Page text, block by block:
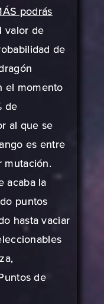
podrás
valor de
de
el momento
de
al que se
es entre
mutación.
acaba la
puntos
hasta vaciar
de